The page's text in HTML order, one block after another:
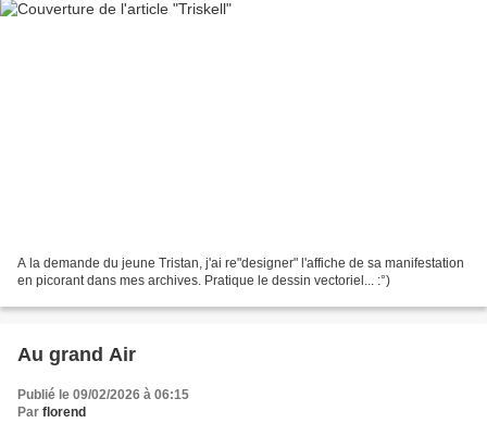
A la demande du jeune Tristan, j'ai re"designer" l'affiche de sa manifestation
en picorant dans mes archives. Pratique le dessin vectoriel... :°)
Au grand Air
Publié le 09/02/2026 à 06:15
Par florend